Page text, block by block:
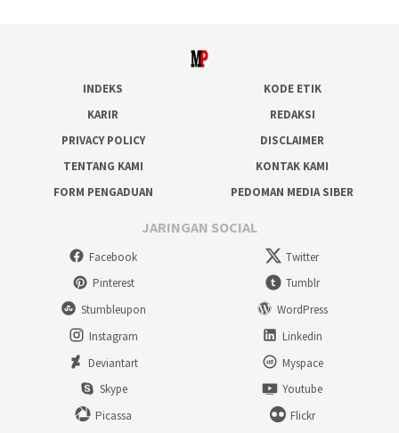
INDEKS
KODE ETIK
KARIR
REDAKSI
PRIVACY POLICY
DISCLAIMER
TENTANG KAMI
KONTAK KAMI
FORM PENGADUAN
PEDOMAN MEDIA SIBER
JARINGAN SOCIAL
Facebook
Twitter
Pinterest
Tumblr
Stumbleupon
WordPress
Instagram
Linkedin
Deviantart
Myspace
Skype
Youtube
Picassa
Flickr